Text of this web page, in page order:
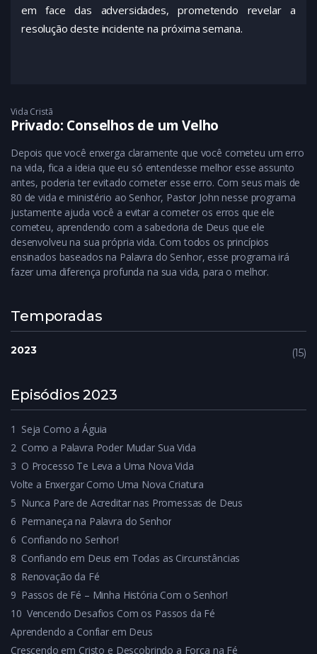
em face das adversidades, prometendo revelar a
resolução deste incidente na próxima semana.
Vida Cristã
Privado: Conselhos de um Velho
Depois que você enxerga claramente que você cometeu um erro
na vida, fica a ideia que eu só entendesse melhor esse assunto
antes, poderia ter evitado cometer esse erro. Com seus mais de
80 de vida e ministério ao Senhor, Pastor John nesse programa
justamente ajuda você a evitar a cometer os erros que ele
cometeu, aprendendo com a sabedoria de Deus que ele
desenvolveu na sua própria vida. Com todos os princípios
ensinados baseados na Palavra do Senhor, esse programa irá
fazer uma diferença profunda na sua vida, para o melhor.
Temporadas
2023 15
Episódios 2023
1 Seja Como a Águia
2 Como a Palavra Poder Mudar Sua Vida
3 O Processo Te Leva a Uma Nova Vida
Volte a Enxergar Como Uma Nova Criatura
5 Nunca Pare de Acreditar nas Promessas de Deus
6 Permaneça na Palavra do Senhor
6 Confiando no Senhor!
8 Confiando em Deus em Todas as Circunstâncias
8 Renovação da Fé
9 Passos de Fé – Minha História Com o Senhor!
10 Vencendo Desafios Com os Passos da Fé
Aprendendo a Confiar em Deus
Crescendo em Cristo e Descobrindo a Força na Fé